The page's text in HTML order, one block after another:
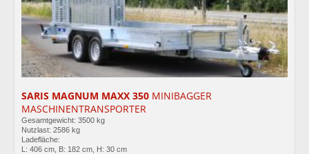
SARIS MAGNUM MAXX 350 MINIBAGGER
MASCHINENTRANSPORTER
Gesamtgewicht: 3500 kg
Nutzlast: 2586 kg
Ladefläche:
L: 406 cm, B: 182 cm, H: 30 cm